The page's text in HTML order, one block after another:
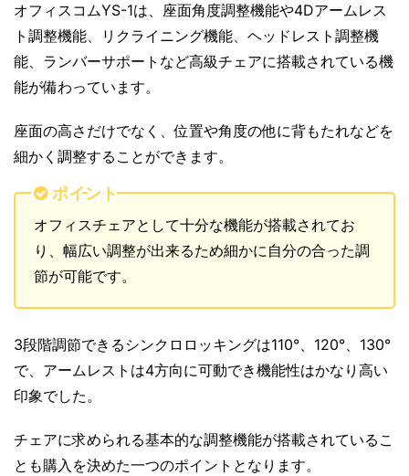
オフィスコムYS-1は、座面角度調整機能や4Dアームレス
ト調整機能、リクライニング機能、ヘッドレスト調整機
能、ランバーサポートなど高級チェアに搭載されている機
能が備わっています。
座面の高さだけでなく、位置や角度の他に背もたれなどを
細かく調整することができます。
ポイント
オフィスチェアとして十分な機能が搭載されてお
り、幅広い調整が出来るため細かに自分の合った調
節が可能です。
3段階調節できるシンクロロッキングは110°、120°、130°
で、アームレストは4方向に可動でき機能性はかなり高い
印象でした。
チェアに求められる基本的な調整機能が搭載されているこ
とも購入を決めた一つのポイントとなります。